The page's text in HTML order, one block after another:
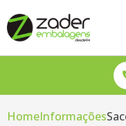
HomeInformações